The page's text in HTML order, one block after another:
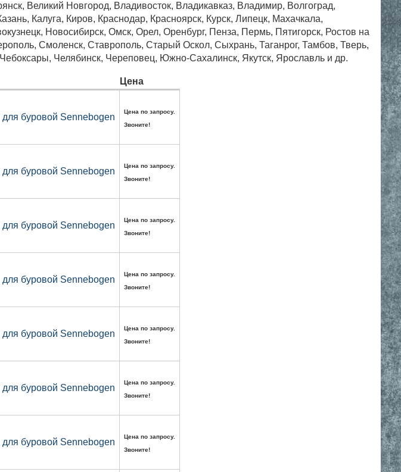
Великий Новгород, Владивосток, Владикавказ, Владимир, Волгоград,
Калуга, Киров, Краснодар, Красноярск, Курск, Липецк, Махачкала,
Новосибирск, Омск, Орел, Оренбург, Пенза, Пермь, Пятигорск, Ростов на
Смоленск, Ставрополь, Старый Оскол, Сыхрань, Таганрог, Тамбов, Тверь,
Челябинск, Череповец, Южно-Сахалинск, Якутск, Ярославль и др.
Цена
для буровой Sennebogen
Цена по запросу.
Звоните!
для буровой Sennebogen
Цена по запросу.
Звоните!
для буровой Sennebogen
Цена по запросу.
Звоните!
для буровой Sennebogen
Цена по запросу.
Звоните!
для буровой Sennebogen
Цена по запросу.
Звоните!
для буровой Sennebogen
Цена по запросу.
Звоните!
для буровой Sennebogen
Цена по запросу.
Звоните!